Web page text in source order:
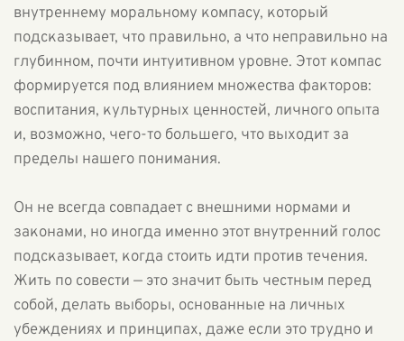
внутреннему моральному компасу, который
подсказывает, что правильно, а что неправильно на
глубинном, почти интуитивном уровне. Этот компас
формируется под влиянием множества факторов:
воспитания, культурных ценностей, личного опыта
и, возможно, чего-то большего, что выходит за
пределы нашего понимания.
Он не всегда совпадает с внешними нормами и
законами, но иногда именно этот внутренний голос
подсказывает, когда стоить идти против течения.
Жить по совести — это значит быть честным перед
собой, делать выборы, основанные на личных
убеждениях и принципах, даже если это трудно и